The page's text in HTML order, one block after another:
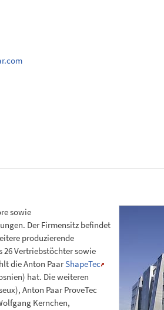
sowie
Der Firmensitz befindet
produzierende
Vertriebstöchter sowie
die Anton PaarShapeTec
hat. Die weiteren
Anton Paar ProveTec
Kernchen,